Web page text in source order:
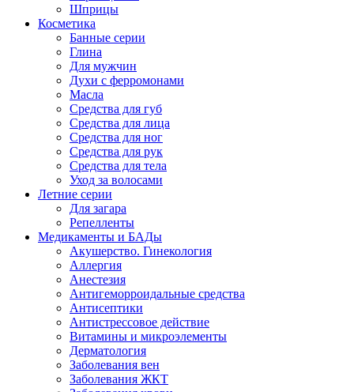
Шприцы
Косметика
Банные серии
Глина
Для мужчин
Духи с ферромонами
Масла
Средства для губ
Средства для лица
Средства для ног
Средства для рук
Средства для тела
Уход за волосами
Летние серии
Для загара
Репелленты
Медикаменты и БАДы
Акушерство. Гинекология
Аллергия
Анестезия
Антигеморроидальные средства
Антисептики
Антистрессовое действие
Витамины и микроэлементы
Дерматология
Заболевания вен
Заболевания ЖКТ